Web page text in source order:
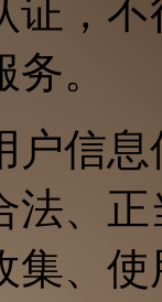
证，
。
户信
法、
集、